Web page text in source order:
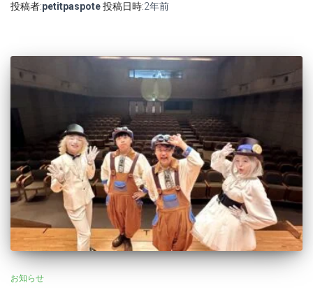
投稿者:petitpaspote投稿日時:2年前
お知らせ